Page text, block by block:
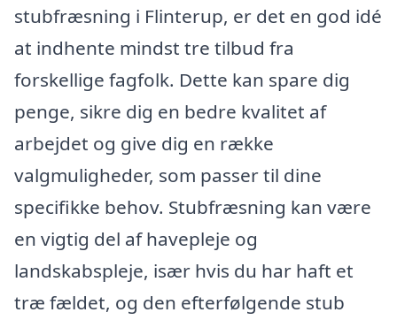
stubfræsning i Flinterup, er det en god idé
at indhente mindst tre tilbud fra
forskellige fagfolk. Dette kan spare dig
penge, sikre dig en bedre kvalitet af
arbejdet og give dig en række
valgmuligheder, som passer til dine
specifikke behov. Stubfræsning kan være
en vigtig del af havepleje og
landskabspleje, især hvis du har haft et
træ fældet, og den efterfølgende stub